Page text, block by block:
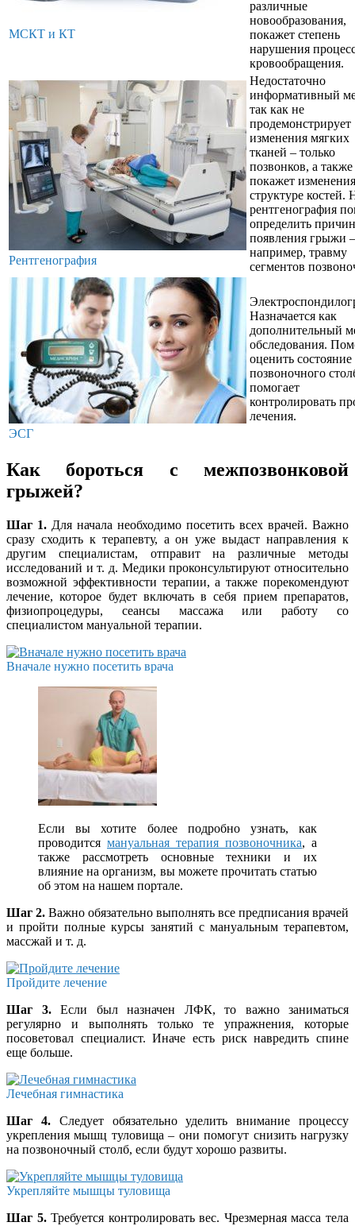
МСКТ и КТ
различные
новообразования,
покажет степень
нарушения
кровообращения.
Рентгенография
Недостаточно
информативный
так как не
продемонстрирует
изменения мягких
тканей – только
позвонков, а также
покажет
структуре костей.
рентгенография
определить
появления грыжи –
например, травму
сегментов
ЭСГ
Назначается как
дополнительный
обследования.
оценить состояние
позвоночного
помогает
контролировать
лечения.
Как бороться с межпозвонковой
грыжей?
Шаг 1. Для начала необходимо посетить всех врачей. Важно
сразу сходить к терапевту, а он уже выдаст направления к
другим специалистам, отправит на различные методы
исследований и т. д. Медики проконсультируют относительно
возможной эффективности терапии, а также порекомендуют
лечение, которое будет включать в себя прием препаратов,
физиопроцедуры, сеансы массажа или работу со
специалистом мануальной терапии.
Вначале нужно посетить врача
Если вы хотите более подробно узнать, как
проводится мануальная терапия позвоночника, а
также рассмотреть основные техники и их
влияние на организм, вы можете прочитать статью
об этом на нашем портале.
Шаг 2. Важно обязательно выполнять все предписания врачей
и пройти полные курсы занятий с мануальным терапевтом,
массжай и т. д.
Пройдите лечение
Шаг 3.Если был назначен ЛФК, то важно заниматься
регулярно и выполнять только те упражнения, которые
посоветовал специалист. Иначе есть риск навредить спине
еще больше.
Лечебная гимнастика
Шаг 4.Следует обязательно уделить внимание процессу
укрепления мышц туловища – они помогут снизить нагрузку
на позвоночный столб, если будут хорошо развиты.
Укрепляйте мышцы туловища
Шаг 5.Требуется контролировать вес. Чрезмерная масса тела